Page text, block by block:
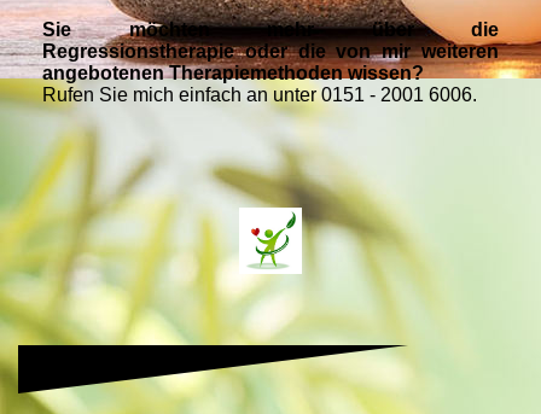
Sie möchten mehr über die
Regressionstherapie oder die von mir weiteren
angebotenen Therapiemethoden wissen?
Rufen Sie mich einfach an unter 0151 - 2001 6006.